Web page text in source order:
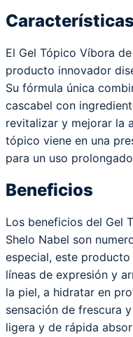
Características
El Gel Tópico Víbora
producto innovador
Su fórmula única
cascabel con
revitalizar y mejorar la
tópico viene en una
para un uso
Beneficios
Los beneficios del Gel
Shelo Nabel son
especial, este
líneas de expresión y
la piel, a hidratar en
sensación de frescura
ligera y de rápida